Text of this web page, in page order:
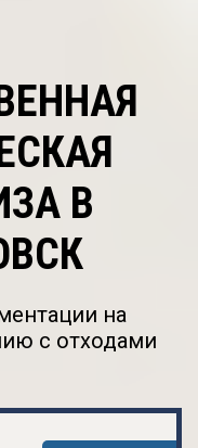
В
на
с отходами